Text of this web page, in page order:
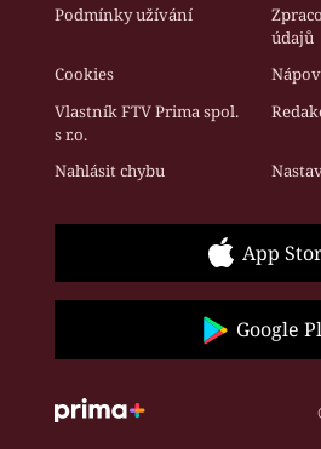
Podmínky užívání
údajů
Cookies
Vlastník FTV Prima spol.
s r.o.
Nahlásit chybu
App
Google